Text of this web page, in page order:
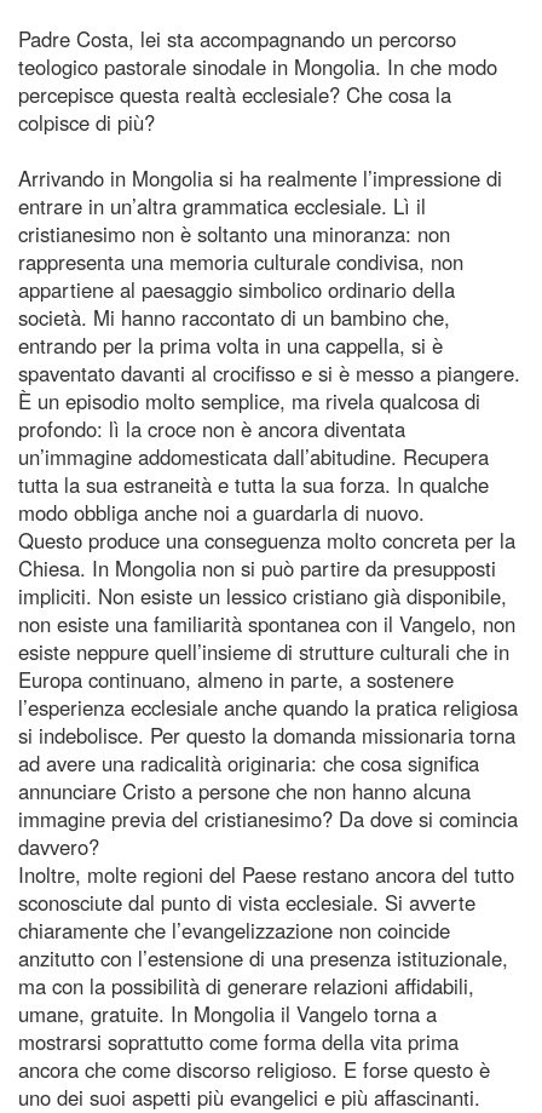
Padre Costa, lei sta accompagnando un percorso
teologico pastorale sinodale in Mongolia. In che modo
percepisce questa realtà ecclesiale? Che cosa la
colpisce di più?
Arrivando in Mongolia si ha realmente l’impressione di
entrare in un’altra grammatica ecclesiale. Lì il
cristianesimo non è soltanto una minoranza: non
rappresenta una memoria culturale condivisa, non
appartiene al paesaggio simbolico ordinario della
società. Mi hanno raccontato di un bambino che,
entrando per la prima volta in una cappella, si è
spaventato davanti al crocifisso e si è messo a piangere.
È un episodio molto semplice, ma rivela qualcosa di
profondo: lì la croce non è ancora diventata
un’immagine addomesticata dall’abitudine. Recupera
tutta la sua estraneità e tutta la sua forza. In qualche
modo obbliga anche noi a guardarla di nuovo.
Questo produce una conseguenza molto concreta per la
Chiesa. In Mongolia non si può partire da presupposti
impliciti. Non esiste un lessico cristiano già disponibile,
non esiste una familiarità spontanea con il Vangelo, non
esiste neppure quell’insieme di strutture culturali che in
Europa continuano, almeno in parte, a sostenere
l’esperienza ecclesiale anche quando la pratica religiosa
si indebolisce. Per questo la domanda missionaria torna
ad avere una radicalità originaria: che cosa significa
annunciare Cristo a persone che non hanno alcuna
immagine previa del cristianesimo? Da dove si comincia
davvero?
Inoltre, molte regioni del Paese restano ancora del tutto
sconosciute dal punto di vista ecclesiale. Si avverte
chiaramente che l’evangelizzazione non coincide
anzitutto con l’estensione di una presenza istituzionale,
ma con la possibilità di generare relazioni affidabili,
umane, gratuite. In Mongolia il Vangelo torna a
mostrarsi soprattutto come forma della vita prima
ancora che come discorso religioso. E forse questo è
uno dei suoi aspetti più evangelici e più affascinanti.